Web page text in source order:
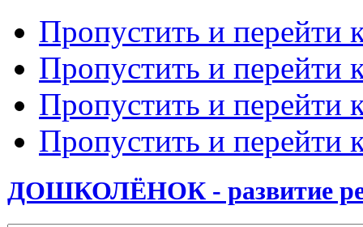
Пропустить и перейти
Пропустить и перейти
Пропустить и перейти
Пропустить и перейти
ДОШКОЛЁНОК - развитие